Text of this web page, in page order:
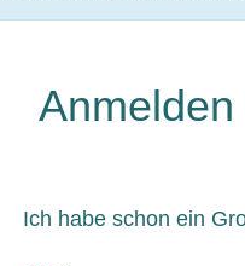
Anmelden
Ich habe schon ein